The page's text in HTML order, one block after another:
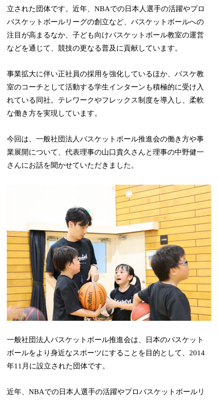
立された団体です。近年、NBAでの日本人選手の活躍やプロ
バスケットボールリーグの創立など、バスケットボールへの
注目が高まるなか、子ども向けバスケットボール教室の運営
などを通じて、競技の更なる普及に貢献しています。
事業拡大に伴い正社員の採用を強化しているほか、バスケ教
室のコーチとして活動する学生インターンも積極的に受け入
れている同社。テレワークやフレックス制度を導入し、柔軟
な働き方を実現しています。
今回は、一般社団法人バスケットボール推進会の働き方や事
業展開について、代表理事の山口貴久さんと理事の中野健一
さんにお話を聞かせていただきました。
一般社団法人バスケットボール推進会は、日本のバスケット
ボールをより身近なスポーツにすることを目的として、2014
年11月に設立された団体です。
近年、NBAでの日本人選手の活躍やプロバスケットボールリ